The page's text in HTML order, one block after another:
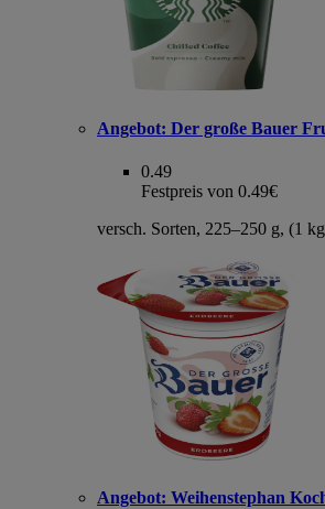
Angebot: Der große Bauer
0.49
Festpreis von 0.49€
versch. Sorten, 225–250 g, (1
Angebot: Weihenstephan